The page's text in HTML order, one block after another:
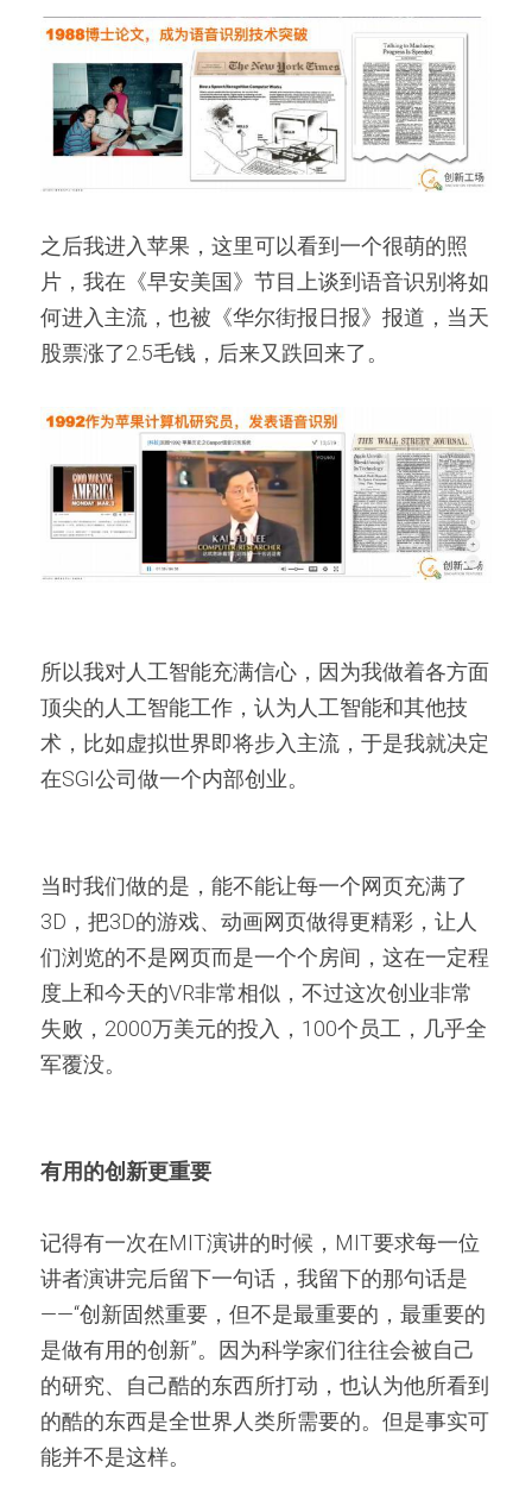
之后我进入苹果，这里可以看到一个很萌的照
片，我在《早安美国》节目上谈到语音识别将如
何进入主流，也被《华尔街报日报》报道，当天
股票涨了2.5毛钱，后来又跌回来了。
所以我对人工智能充满信心，因为我做着各方面
顶尖的人工智能工作，认为人工智能和其他技
术，比如虚拟世界即将步入主流，于是我就决定
在SGI公司做一个内部创业。
当时我们做的是，能不能让每一个网页充满了
3D，把3D的游戏、动画网页做得更精彩，让人
们浏览的不是网页而是一个个房间，这在一定程
度上和今天的VR非常相似，不过这次创业非常
失败，2000万美元的投入，100个员工，几乎全
军覆没。
有用的创新更重要
记得有一次在MIT演讲的时候，MIT要求每一位
讲者演讲完后留下一句话，我留下的那句话是
——“创新固然重要，但不是最重要的，最重要的
是做有用的创新”。因为科学家们往往会被自己
的研究、自己酷的东西所打动，也认为他所看到
的酷的东西是全世界人类所需要的。但是事实可
能并不是这样。